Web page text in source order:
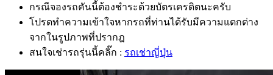
กรณีจองรถคันนี้ต้องชำระด้วยบัตรเครดิตนะครับ
โปรดทำความเข้าใจหากรถที่ท่านได้รับมีความแตกต่าง
จากในรูปภาพที่ปรากฎ
สนใจเช่ารถรุ่นนี้คลิ๊ก : รถเช่าญี่ปุ่น